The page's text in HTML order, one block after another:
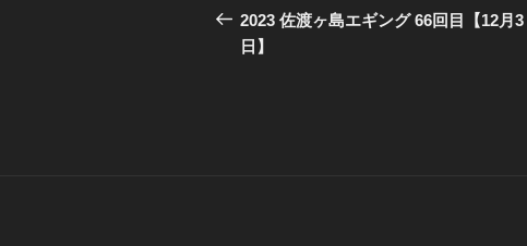
稿
ナ
の
投
2023 佐渡ヶ島エギング 66回目【12月3
日】